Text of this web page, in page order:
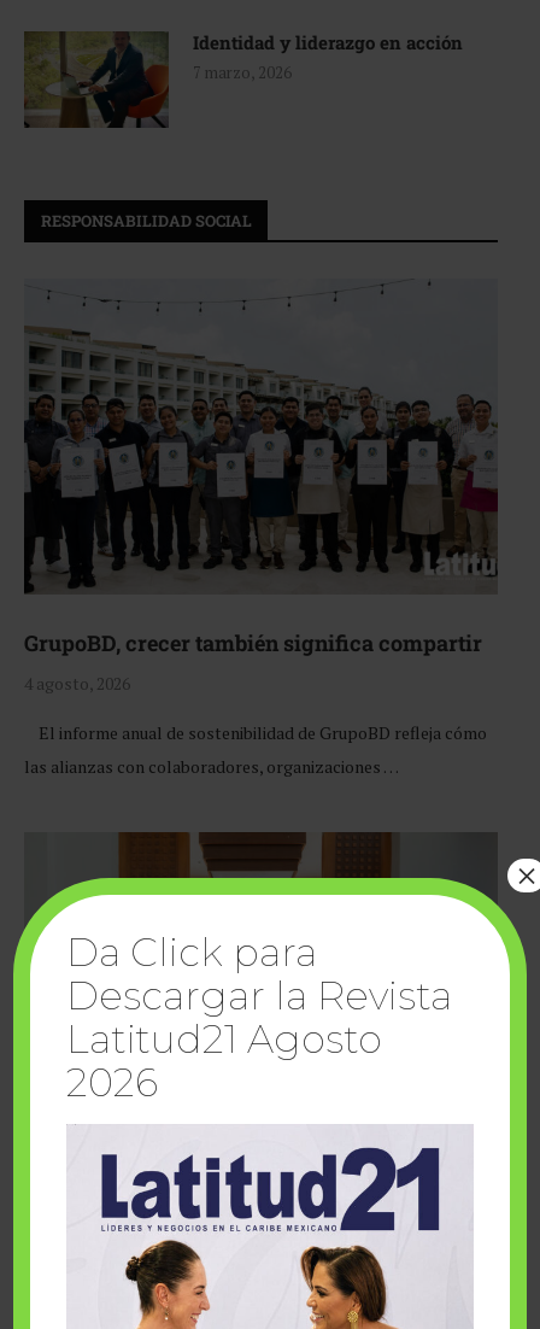
Identidad y liderazgo en acción
7 marzo, 2026
RESPONSABILIDAD SOCIAL
GrupoBD, crecer también significa compartir
4 agosto, 2026
El informe anual de sostenibilidad de GrupoBD refleja cómo
las alianzas con colaboradores, organizaciones …
Cuando la solidaridad inspira; cumplen
sueños Fairmont Mayakoba y Make-A-Wish
Da Click para
Descargar la Revista
Latitud21 Agosto
2026
×